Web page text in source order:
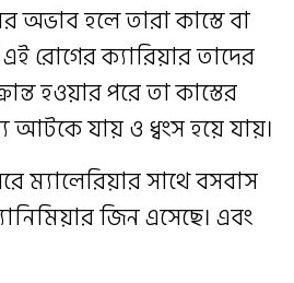
হলে তারা কাস্তে বা
রোগের ক্যারিয়ার তাদের
হওয়ার পরে তা কাস্তের
যায় ও ধ্বংস হয়ে যায়।
ম্যালেরিয়ার সাথে বসবাস
জিন এসেছে। এবং